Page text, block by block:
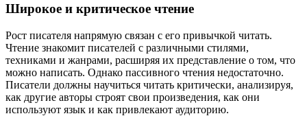
Широкое и критическое чтение
Рост писателя напрямую связан с его привычкой читать.
Чтение знакомит писателей с различными стилями,
техниками и жанрами, расширяя их представление о том, что
можно написать. Однако пассивного чтения недостаточно.
Писатели должны научиться читать критически, анализируя,
как другие авторы строят свои произведения, как они
используют язык и как привлекают аудиторию.